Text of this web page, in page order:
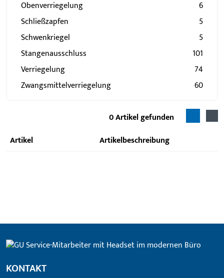
Obenverriegelung
6
Schließzapfen
5
Schwenkriegel
5
Stangenausschluss
101
Verriegelung
74
Zwangsmittelverriegelung
60
Artikel gefunden
Artikel
Artikelbeschreibung
KONTAKT